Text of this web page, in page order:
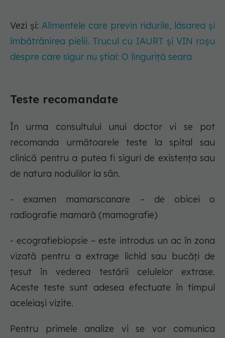
Vezi și: Alimentele care previn ridurile, lăsarea și
îmbătrânirea pielii. Trucul cu IAURT și VIN roșu
despre care sigur nu știai: O linguriță seara
Teste recomandate
În urma consultului unui doctor vi se pot
recomanda următoarele teste la spital sau
clinică pentru a putea fi siguri de existența sau
de natura nodulilor la sân.
- examen mamarscanare – de obicei o
radiografie mamară (mamografie)
- ecografiebiopsie – este introdus un ac în zona
vizată pentru a extrage lichid sau bucăți de
țesut în vederea testării celulelor extrase.
Aceste teste sunt adesea efectuate în timpul
aceleiași vizite.
Pentru primele analize vi se vor comunica